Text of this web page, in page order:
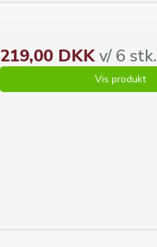
219,00 DKKv/ 6 stk.
Vis produkt